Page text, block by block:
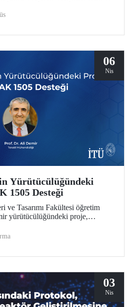
06
Nis
Yürütücülüğündeki
1505 Desteği
Tasarımı Fakültesi öğretim
yürütücülüğündeki proje,
hak kazandı.
03
Nis